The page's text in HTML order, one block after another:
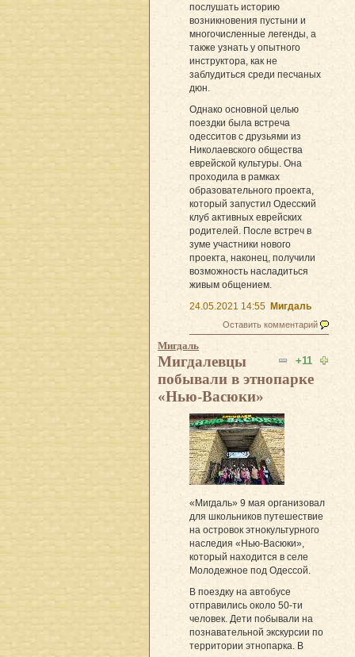
послушать историю
возникновения пустыни и
многочисленные легенды, а
также узнать у опытного
инструктора, как не
заблудиться среди песчаных
дюн.
Однако основной целью
поездки была встреча
одесситов с друзьями из
Николаевского общества
еврейской культуры. Она
проходила в рамках
образовательного проекта,
который запустил Одесский
клуб активных еврейских
родителей. После встреч в
зуме участники нового
проекта, наконец, получили
возможность насладиться
живым общением.
24.05.2021 14:55 Мигдаль
Оставить комментарий
Мигдаль
+11
Мигдалевцы
побывали в этнопарке
«Нью-Васюки»
«Мигдаль» 9 мая организовал
для школьников путешествие
на островок этнокультурного
наследия «Нью-Васюки»,
который находится в селе
Молодежное под Одессой.
В поездку на автобусе
отправились около 50-ти
человек. Дети побывали на
познавательной экскурсии по
территории этнопарка. В